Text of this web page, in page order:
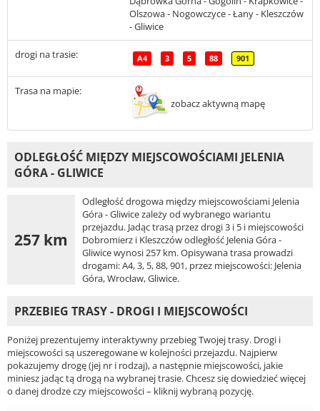
Olszowa - Nogowczyce - Łany - Kleszczów
- Gliwice
drogi na trasie: A4 3 5 88 901
Trasa na mapie:
zobacz aktywną mapę
ODLEGŁOŚĆ MIĘDZY MIEJSCOWOŚCIAMI JELENIA
GÓRA - GLIWICE
257 km
Odległość drogowa między miejscowościami Jelenia
Góra - Gliwice zależy od wybranego wariantu
przejazdu. Jadąc trasą przez drogi 3 i 5 i miejscowości
Dobromierz i Kleszczów odległość Jelenia Góra -
Gliwice wynosi 257 km. Opisywana trasa prowadzi
drogami: A4, 3, 5, 88, 901, przez miejscowości: Jelenia
Góra, Wrocław, Gliwice.
PRZEBIEG TRASY - DROGI I MIEJSCOWOŚCI
Poniżej prezentujemy interaktywny przebieg Twojej trasy. Drogi i
miejscowości są uszeregowane w kolejności przejazdu. Najpierw
pokazujemy drogę (jej nr i rodzaj), a następnie miejscowości, jakie
miniesz jadąc tą drogą na wybranej trasie. Chcesz się dowiedzieć więcej
o danej drodze czy miejscowości – kliknij wybraną pozycję.